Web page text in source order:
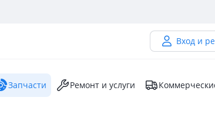
Вход и
Запчасти Ремонт и услуги